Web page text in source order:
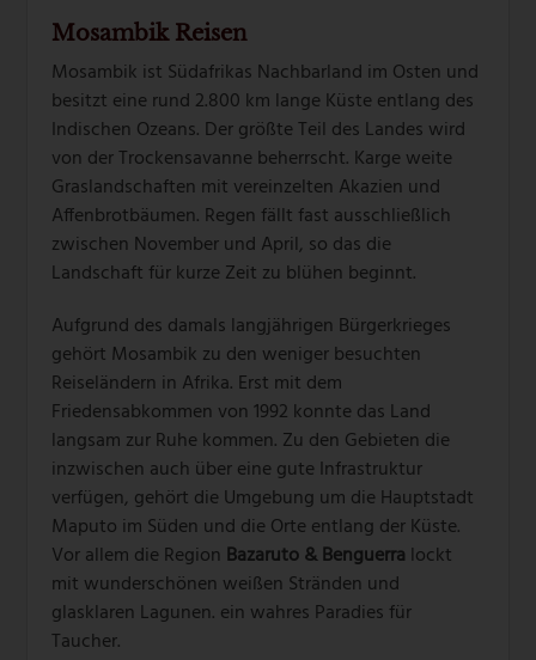
Mosambik Reisen
Mosambik ist Südafrikas Nachbarland im Osten und
besitzt eine rund 2.800 km lange Küste entlang des
Indischen Ozeans. Der größte Teil des Landes wird
von der Trockensavanne beherrscht. Karge weite
Graslandschaften mit vereinzelten Akazien und
Affenbrotbäumen. Regen fällt fast ausschließlich
zwischen November und April, so das die
Landschaft für kurze Zeit zu blühen beginnt.
Aufgrund des damals langjährigen Bürgerkrieges
gehört Mosambik zu den weniger besuchten
Reiseländern in Afrika. Erst mit dem
Friedensabkommen von 1992 konnte das Land
langsam zur Ruhe kommen. Zu den Gebieten die
inzwischen auch über eine gute Infrastruktur
verfügen, gehört die Umgebung um die Hauptstadt
Maputo im Süden und die Orte entlang der Küste.
Vor allem die Region Bazaruto & Benguerra lockt
mit wunderschönen weißen Stränden und
glasklaren Lagunen. ein wahres Paradies für
Taucher.